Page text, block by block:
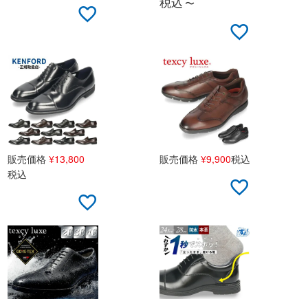
販売価格 ¥13,800
税込
販売価格 ¥9,900税込